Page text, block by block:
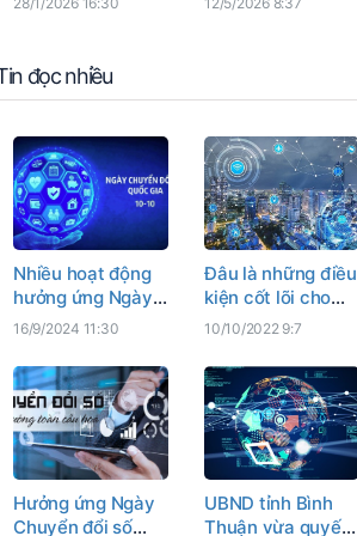
đọc nhiều
Nhiều hoạt động
hưởng ứng Ngày
Chuyển đổi số
Chuyển đổi số
tỉnh Bình Thuận
16/9/2024 11:30
Đâu là những điều
kiện cốt lõi cho
chiến lược chuyển
10/10/2022 9:7
Hưởng ứng Ngày
Chuyển đổi số
UBND tỉnh Bình
Thuận vừa quyết